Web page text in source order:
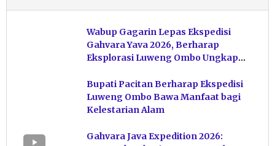
Wabup Gagarin Lepas Ekspedisi
Gahvara Yava 2026, Berharap
Eksplorasi Luweng Ombo Ungkap
Bupati Pacitan Berharap Ekspedisi
Luweng Ombo Bawa Manfaat bagi
Kelestarian Alam
Gahvara Java Expedition 2026: